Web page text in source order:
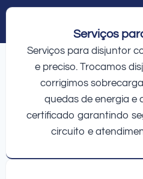
Serviços
Serviços para disjuntor
e preciso. Trocamos
corrigimos
quedas de energia e
certificado garantindo
circuito e